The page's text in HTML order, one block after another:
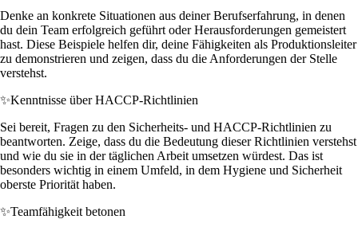
Denke an konkrete Situationen aus deiner Berufserfahrung, in denen
du dein Team erfolgreich geführt oder Herausforderungen gemeistert
hast. Diese Beispiele helfen dir, deine Fähigkeiten als Produktionsleiter
zu demonstrieren und zeigen, dass du die Anforderungen der Stelle
verstehst.
✨Kenntnisse über HACCP-Richtlinien
Sei bereit, Fragen zu den Sicherheits- und HACCP-Richtlinien zu
beantworten. Zeige, dass du die Bedeutung dieser Richtlinien verstehst
und wie du sie in der täglichen Arbeit umsetzen würdest. Das ist
besonders wichtig in einem Umfeld, in dem Hygiene und Sicherheit
oberste Priorität haben.
✨Teamfähigkeit betonen